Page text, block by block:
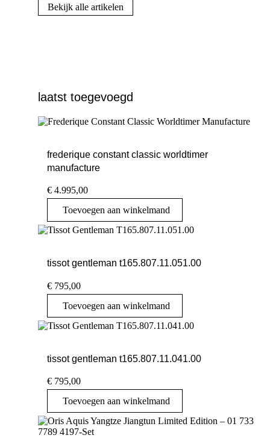
Bekijk alle artikelen
laatst toegevoegd
frederique constant classic worldtimer
manufacture
€ 4.995,00
Toevoegen aan winkelmand
tissot gentleman t165.807.11.051.00
€ 795,00
Toevoegen aan winkelmand
tissot gentleman t165.807.11.041.00
€ 795,00
Toevoegen aan winkelmand